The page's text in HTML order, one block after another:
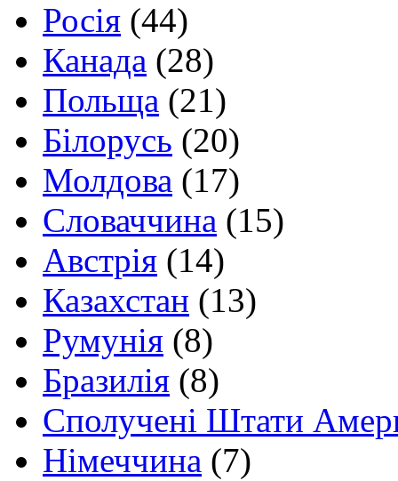
Росія (44)
Канада (28)
Польща (21)
Білорусь (20)
Молдова (17)
Словаччина (15)
Австрія (14)
Казахстан (13)
Румунія (8)
Бразилія (8)
Сполучені Штати
Німеччина (7)